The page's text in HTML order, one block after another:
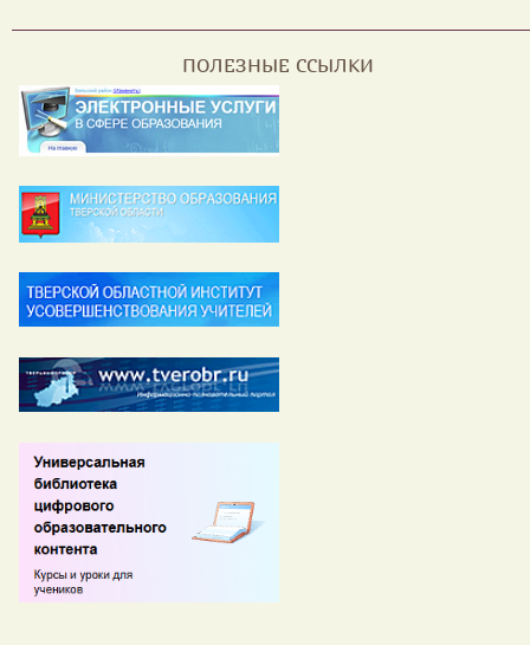
ПОЛЕЗНЫЕ ССЫЛКИ